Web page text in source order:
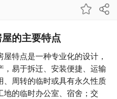
的主要特点
特点是一种专业化的设计，
易于拆迁、安装便捷、运输
周转的临时或具有永久性质
的临时办公室、宿舍；交